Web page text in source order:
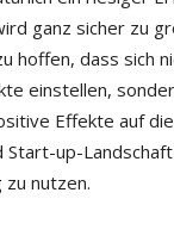
ganz sicher zu
hoffen, dass sich
einstellen,
Effekte auf
Start-up-
zu nutzen.